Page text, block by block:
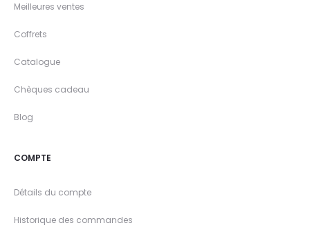
Meilleures ventes
Coffrets
Catalogue
Chèques cadeau
Blog
COMPTE
Détails du compte
Historique des commandes